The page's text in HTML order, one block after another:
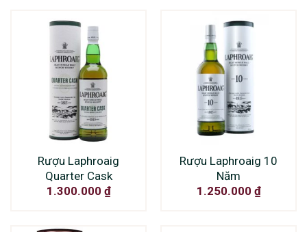
Rượu Laphroaig
Quarter Cask
1.300.000 ₫
Rượu Laphroaig 10
Năm
1.250.000 ₫